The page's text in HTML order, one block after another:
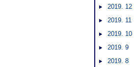
2019. 12
2019. 11
2019. 10
2019. 9
2019. 8